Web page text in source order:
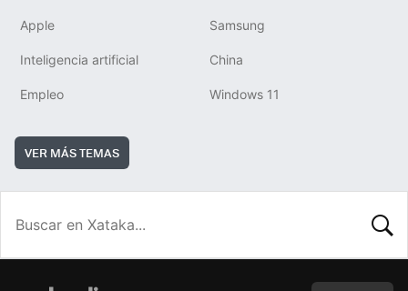
Apple Samsung
Inteligencia artificial China
Empleo Windows 11
VER MÁS TEMAS